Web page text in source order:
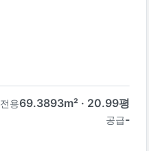
전용69.3893m² · 20.99평
공급-